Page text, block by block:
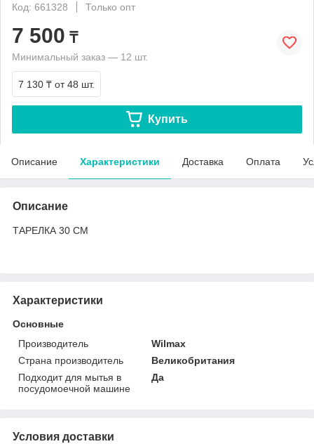
Код: 661328
Только опт
7 500 ₸
Минимальный заказ — 12 шт.
7 130 ₸ от 48 шт.
Купить
Описание Характеристики Доставка Оплата
Описание
ТАРЕЛКА 30 СМ
Характеристики
Основные
Производитель
Wilmax
Страна производитель
Великобритания
Подходит для мытья в
посудомоечной машине
Да
Условия доставки